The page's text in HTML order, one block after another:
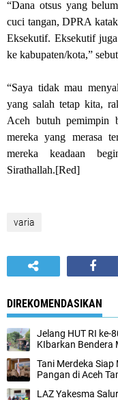
“Dana otsus yang
cuci tangan, DPRA
Eksekutif. Eksekutif
ke kabupaten/kota,”
“Saya tidak mau
yang salah tetap kita,
Aceh butuh pemimpin
mereka yang merasa
mereka keadaan
Sirathallah.[Red]
varia
DIREKOMENDASIKAN
Jelang HUT RI ke-
KIbarkan Bendera
Tani Merdeka
Pangan di Aceh
LAZ Yakesma